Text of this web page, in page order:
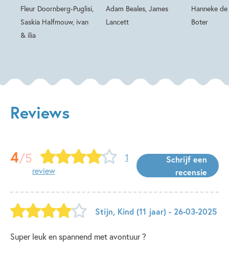
Fleur Doornberg-Puglisi,
Saskia Halfmouw, ivan
& ilia
Adam Beales, James
Lancett
Hanneke
Boter
Reviews
4/5
1
review
Schrijf een
recensie
Stijn, Kind (11 jaar) - 26-03-2025
Super leuk en spannend met avontuur ?